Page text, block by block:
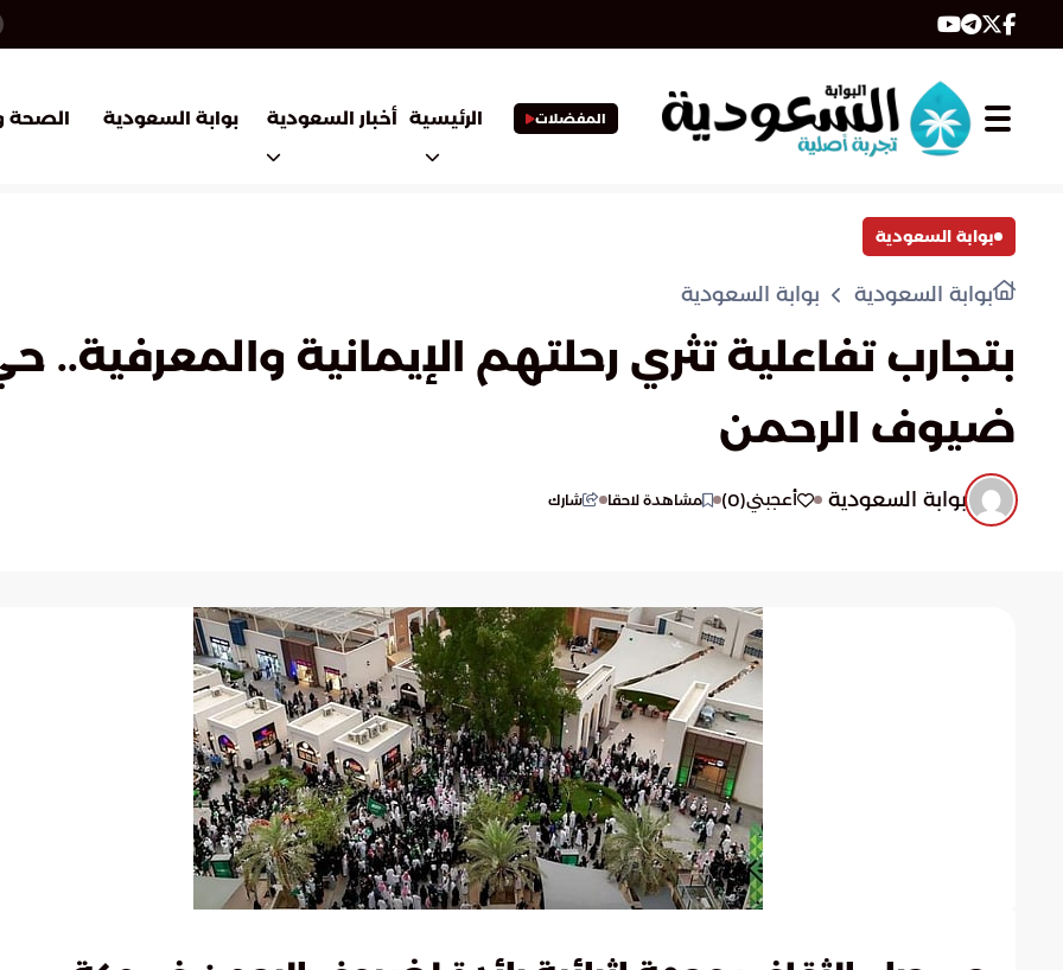
المفضلات الرئيسية أخبار السعودية بوابة السعودية الصحة
بوابة السعودية
بوابة السعودية بوابة السعودية
بتجارب تفاعلية تثري رحلتهم الإيمانية
ضيوف الرحمن
بوابة السعودية أعجبني(
0
) مشاهدة لاحقا شارك